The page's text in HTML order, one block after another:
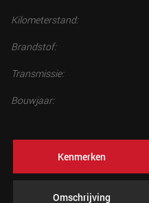
Kilometerstand:
Brandstof:
Transmissie:
Bouwjaar:
Kenmerken
Omschrijving